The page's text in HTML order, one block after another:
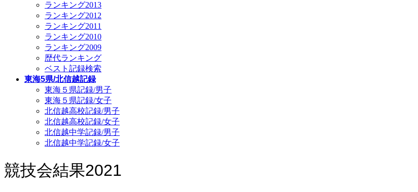
ランキング2013
ランキング2012
ランキング2011
ランキング2010
ランキング2009
歴代ランキング
ベスト記録検索
東海5県/北信越記録
東海５県記録/男子
東海５県記録/女子
北信越高校記録/男子
北信越高校記録/女子
北信越中学記録/男子
北信越中学記録/女子
競技会結果2021